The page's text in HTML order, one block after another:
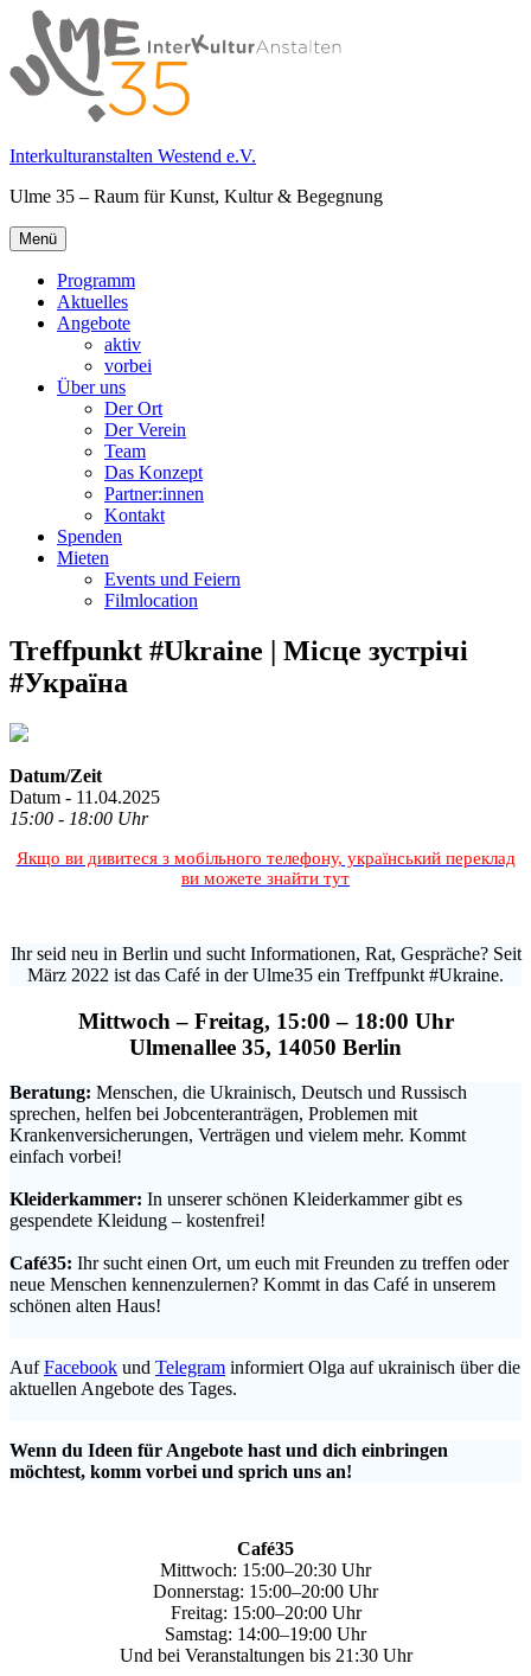
Springe
zum
Inhalt
Interkulturanstalten Westend e.V.
Ulme 35 – Raum für Kunst, Kultur & Begegnung
Primäres
Menü
Menü
Programm
Aktuelles
Angebote
aktiv
vorbei
Über uns
Der Ort
Der Verein
Team
Das Konzept
Partner:innen
Kontakt
Spenden
Mieten
Events und Feiern
Filmlocation
Treffpunkt #Ukraine | Місце зустрічі
#Україна
Datum/Zeit
Datum - 11.04.2025
15:00 - 18:00 Uhr
Якщо ви дивитеся з мобільного телефону, український переклад
ви можете знайти тут
Ihr seid neu in Berlin und sucht Informationen, Rat, Gespräche? Seit
März 2022 ist das Café in der Ulme35 ein Treffpunkt #Ukraine.
Mittwoch – Freitag, 15:00 – 18:00 Uhr
Ulmenallee 35, 14050 Berlin
Beratung: Menschen, die Ukrainisch, Deutsch und Russisch
sprechen, helfen bei Jobcenteranträgen, Problemen mit
Krankenversicherungen, Verträgen und vielem mehr. Kommt
einfach vorbei!
Kleiderkammer: In unserer schönen Kleiderkammer gibt es
gespendete Kleidung – kostenfrei!
Café35: Ihr sucht einen Ort, um euch mit Freunden zu treffen oder
neue Menschen kennenzulernen? Kommt in das Café in unserem
schönen alten Haus!
AufFacebook und Telegram informiert Olga auf ukrainisch über die
aktuellen Angebote des Tages.
Wenn du Ideen für Angebote hast und dich einbringen
möchtest, komm vorbei und sprich uns an!
Café35
Mittwoch: 15:00–20:30 Uhr
Donnerstag: 15:00–20:00 Uhr
Freitag: 15:00–20:00 Uhr
Samstag: 14:00–19:00 Uhr
Und bei Veranstaltungen bis 21:30 Uhr